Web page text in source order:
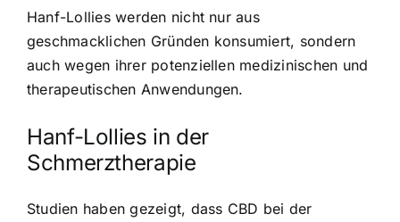
Hanf-Lollies werden nicht nur aus
geschmacklichen Gründen konsumiert, sondern
auch wegen ihrer potenziellen medizinischen und
therapeutischen Anwendungen.
Hanf-Lollies in der
Schmerztherapie
Studien haben gezeigt, dass CBD bei der